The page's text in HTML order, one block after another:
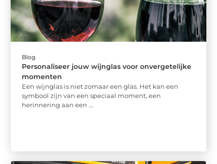
Blog
Personaliseer jouw wijnglas voor onvergetelijke
momenten
Een wijnglas is niet zomaar een glas. Het kan een
symbool zijn van een speciaal moment, een
herinnering aan een ...